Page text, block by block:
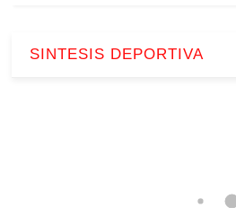
SINTESIS DEPORTIVA